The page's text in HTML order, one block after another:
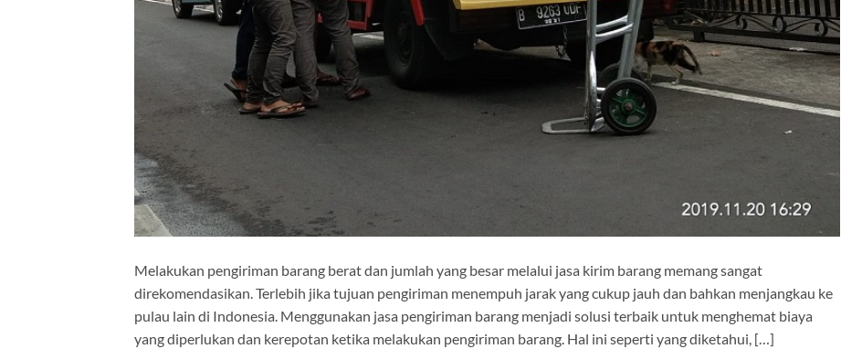
Melakukan pengiriman barang berat dan jumlah yang besar melalui jasa kirim barang memang sangat
direkomendasikan. Terlebih jika tujuan pengiriman menempuh jarak yang cukup jauh dan bahkan menjangkau ke
pulau lain di Indonesia. Menggunakan jasa pengiriman barang menjadi solusi terbaik untuk menghemat biaya
yang diperlukan dan kerepotan ketika melakukan pengiriman barang. Hal ini seperti yang diketahui, […]